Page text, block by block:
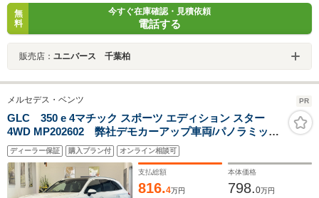
無
料
今すぐ在庫確認・見積依頼
電話する
販売店： ユニバース 千葉柏
メルセデス・ベンツ PR
GLC 350 e 4マチック スポーツ エディション スター
4WD MP202602 弊社デモカーアップ車両/パノラミック
スライディングルーフ/リアアクスルステアリング/エアサ
スペンション/メモリー付きパワーシート/アンビエントラ
イトプレミアム/シートヒーター/360度カメラ/禁煙車両
ディーラー保証 購入プラン付 オンライン相談可
支払総額
816.4万円
本体価格
798.0万円